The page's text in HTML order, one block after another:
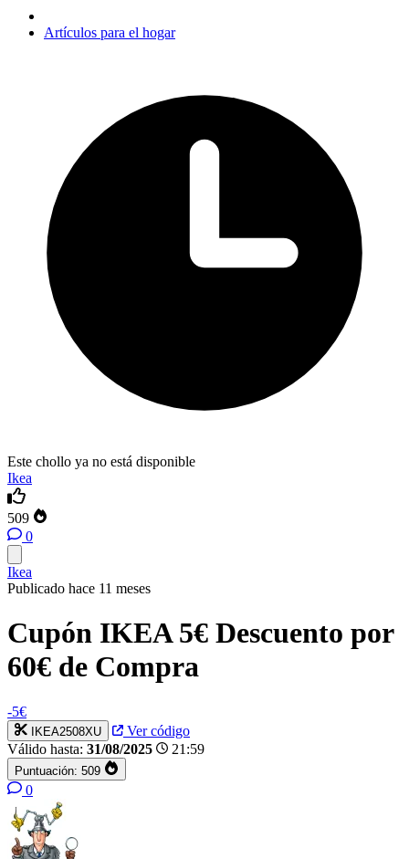
Artículos para el hogar
Este chollo ya no está disponible
Ikea
509
0
Ikea
Publicado hace 11 meses
Cupón IKEA 5€ Descuento por
60€ de Compra
-5€
IKEA2508XU
Ver código
Válido hasta: 31/08/2025 21:59
Puntuación: 509
0